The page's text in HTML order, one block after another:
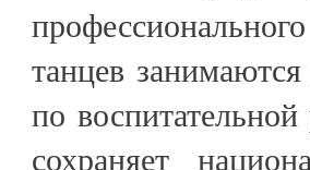
танцев
по
сохраняет